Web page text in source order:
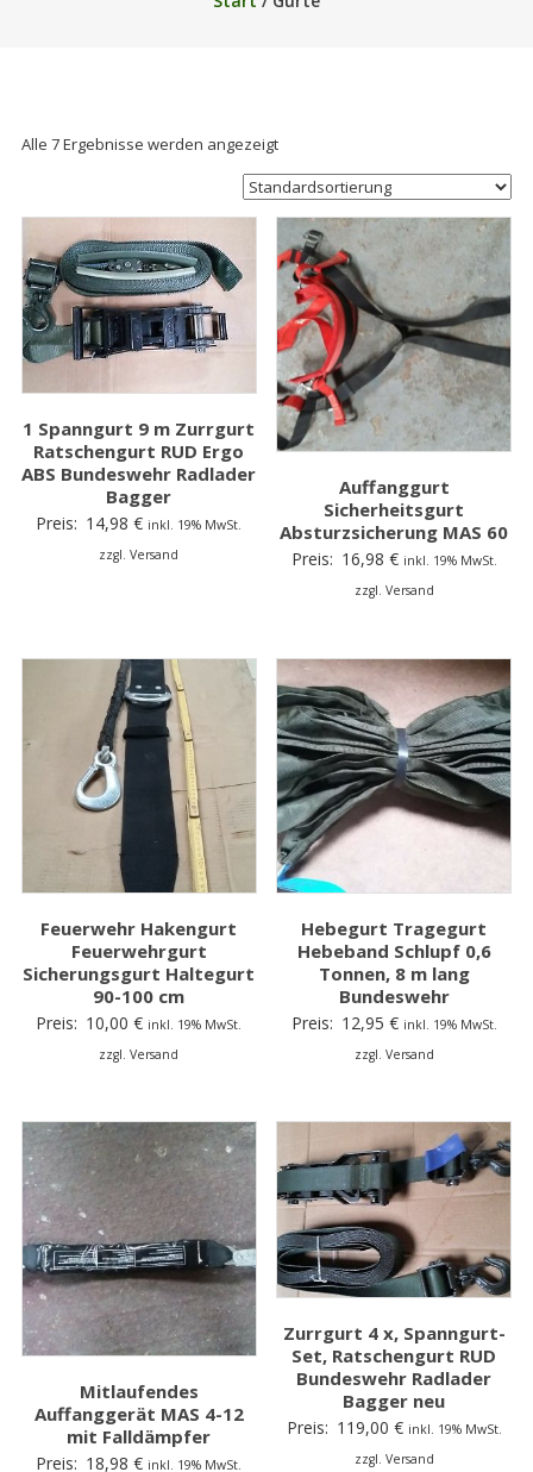
Alle 7 Ergebnisse werden angezeigt
1 Spanngurt 9 m Zurrgurt
Ratschengurt RUD Ergo
ABS Bundeswehr Radlader
Bagger
Preis: 14,98€ inkl. 19% MwSt.
zzgl. Versand
Auffanggurt
Sicherheitsgurt
Absturzsicherung MAS 60
Preis: 16,98 € inkl. 19% MwSt.
zzgl. Versand
Feuerwehr Hakengurt
Feuerwehrgurt
Sicherungsgurt Haltegurt
90-100 cm
Preis: 10,00€ inkl. 19% MwSt.
zzgl. Versand
Hebegurt Tragegurt
Hebeband Schlupf 0,6
Tonnen, 8 m lang
Bundeswehr
Preis: 12,95 € inkl. 19% MwSt.
zzgl. Versand
Mitlaufendes
Auffanggerät MAS 4-12
mit Falldämpfer
Preis: 18,98€ inkl. 19% MwSt.
Zurrgurt 4 x, Spanngurt-
Set, Ratschengurt RUD
Bundeswehr Radlader
Bagger neu
Preis: 119,00 € inkl. 19% MwSt.
zzgl. Versand